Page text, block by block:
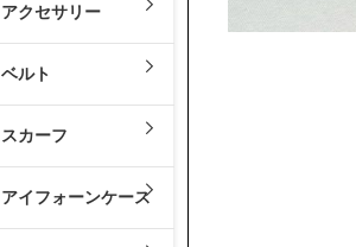
アクセサリー
ベルト
スカーフ
アイフォーンケース